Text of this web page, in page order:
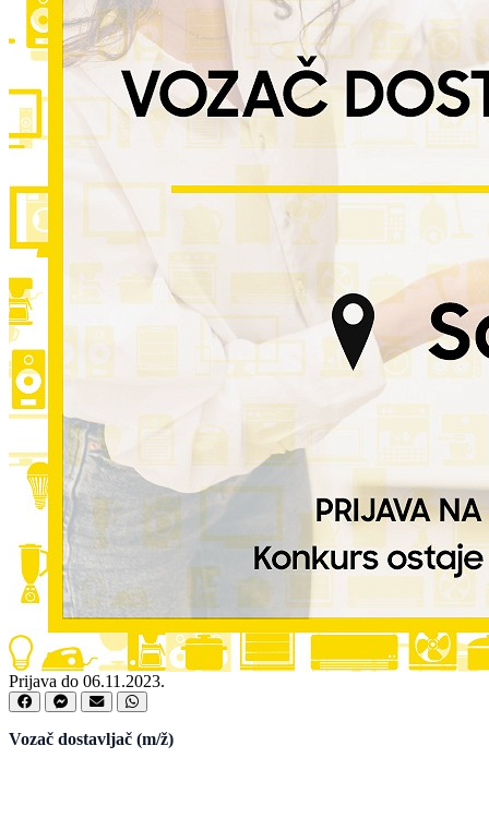
Prijava do 06.11.2023.
Vozač dostavljač (m/ž)